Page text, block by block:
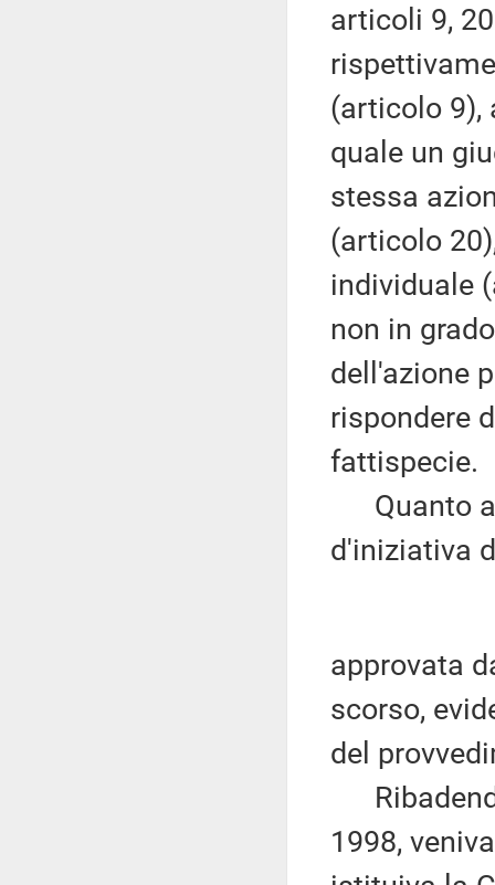
articoli 9,
(articolo
quale un
stessa
(articolo
individuale
non in
dell'azione
rispondere
fattispecie.
Quanto
d'iniziativa
approvata
scorso,
del
1998,